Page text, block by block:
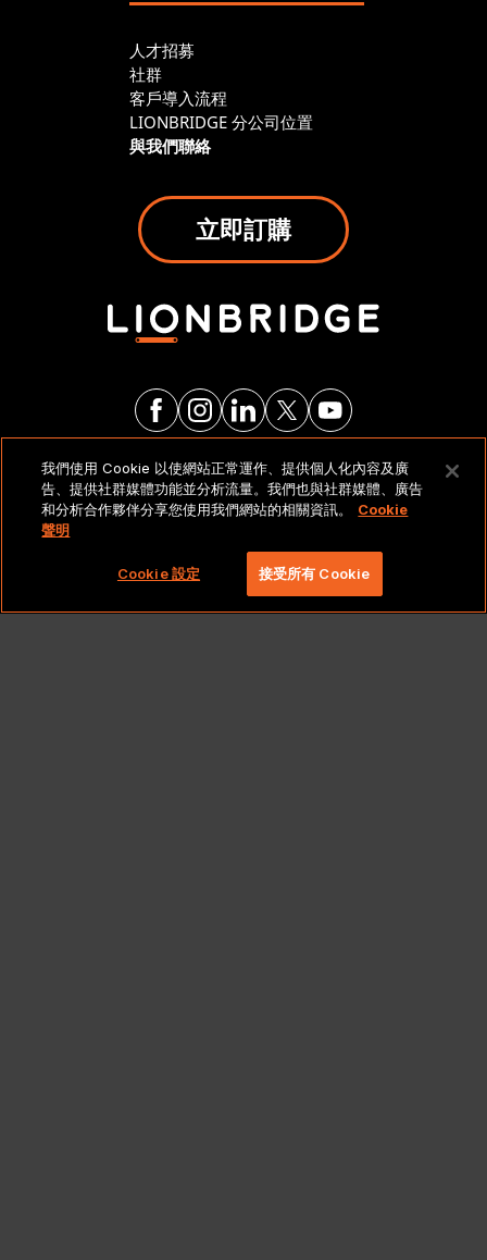
人才招募
社群
客戶導入流程
LIONBRIDGE 分公司位置
與我們聯絡
立即訂購
法律聲明與政策
Copyright 2026 Lionbridge Technologies, LLC. 著作
權所有，並保留一切權利。
我們使用 Cookie 以使網站正常運作、提供個人化內容及廣
告、提供社群媒體功能並分析流量。我們也與社群媒體、廣告
和分析合作夥伴分享您使用我們網站的相關資訊。
Cookie
聲明
Cookie 設定 接受所有 Cookie